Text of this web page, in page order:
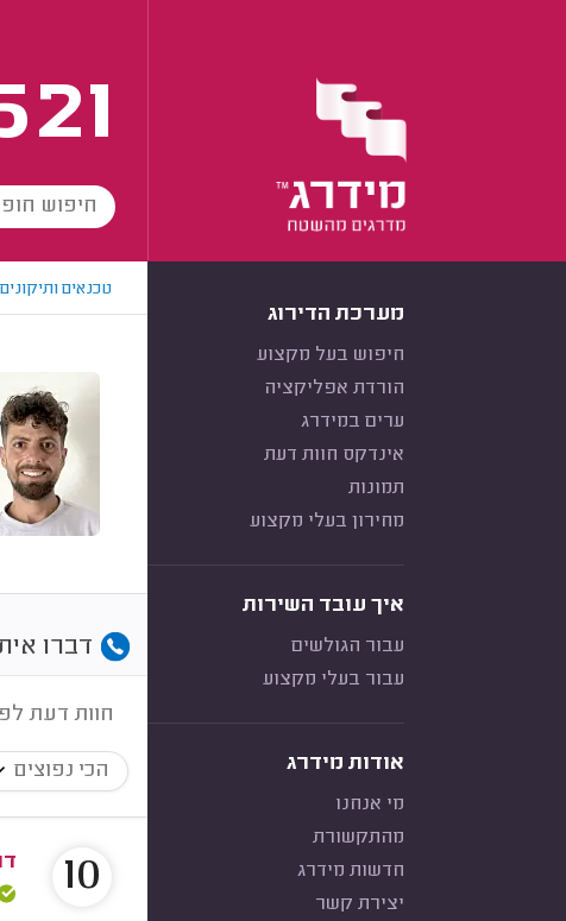
מערכת הדירוג
חיפוש בעל מקצוע
הורדת אפליקציה
ערים במידרג
אינדקס חוות דעת
תמונות
מחירון בעלי מקצוע
איך עובד השירות
עבור הגולשים
עבור בעלי מקצוע
אודות מידרג
מי אנחנו
מהתקשורת
חדשות מידרג
יצירת קשר
טכנאים ותיקונים
דברו
חוות דעת
הכי נפוצים
10